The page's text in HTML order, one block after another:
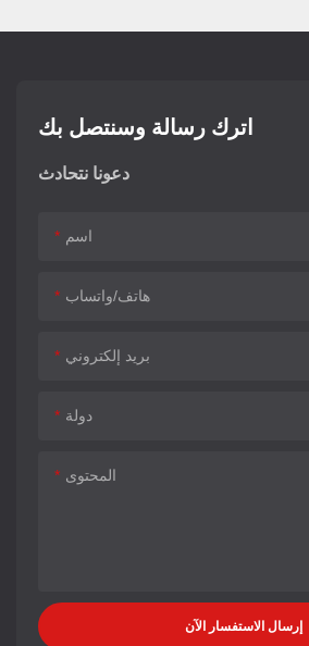
اترك رسالة وسنتصل بك
دعونا نتحادث
اسم
هاتف/واتساب
بريد إلكتروني
دولة
المحتوى
إرسال الاستفسار الآن